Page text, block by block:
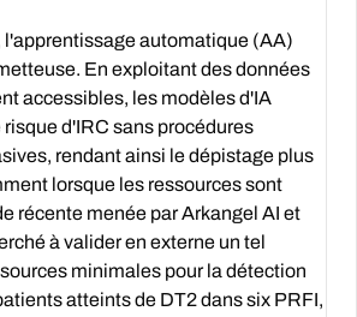
l'apprentissage automatique (AA)
En exploitant des données
accessibles, les modèles d'IA
d'IRC sans procédures
rendant ainsi le dépistage plus
lorsque les ressources sont
récente menée par Arkangel AI et
à valider en externe un tel
minimales pour la détection
atteints de DT2 dans six PRFI,